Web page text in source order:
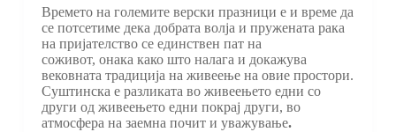
Времето на големите верски празници е и време да
се потсетиме дека добрата волја и пружената рака
на пријателство се единствен пат на
соживот, онака како што налага и докажува
вековната традиција на живеење на овие простори.
Суштинска е разликата во живеењето едни со
други од живеењето едни покрај други, во
атмосфера на заемна почит и уважување.